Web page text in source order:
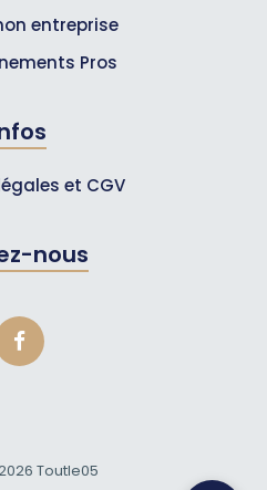
entreprise
Pros
et CGV
nous
Toutle05